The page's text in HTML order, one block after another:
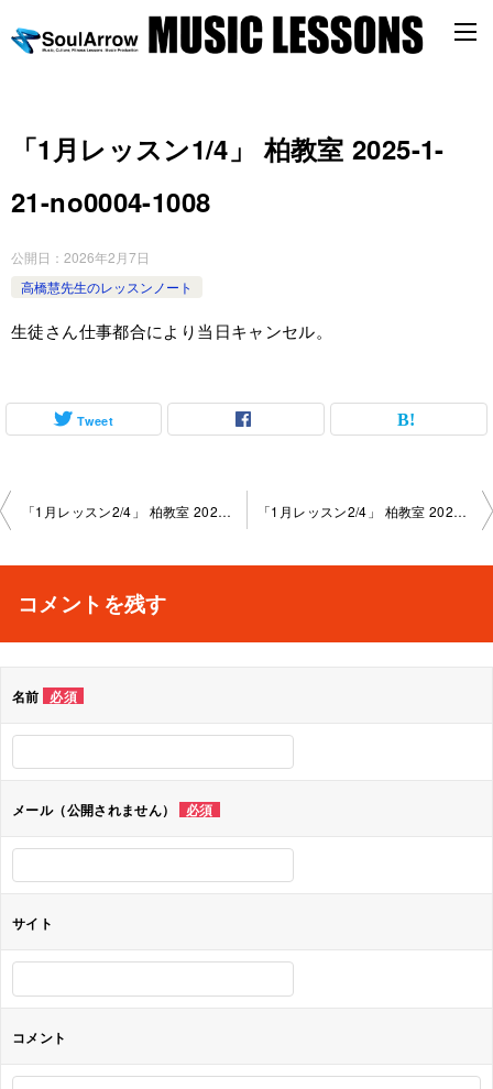
「1月レッスン1/4」 柏教室 2025-1-
21-no0004-1008
公開日： 2026年2月7日
高橋慧先生のレッスンノート
生徒さん仕事都合により当日キャンセル。
Tweet
投
ビ
シ
ョ
ン
「1月レッスン2/4」 柏教室 2025-1-21-no0004-1013 「1月レッスン2/4」 柏教室 2025-1-21-no0004-1008
コメントを残す
名前 必須
メール（公開されません） 必須
サイト
コメント